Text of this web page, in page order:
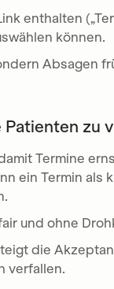
enthalten
können.
Absagen
zu
Termine
ein Termin als
und ohne
die
verfallen.